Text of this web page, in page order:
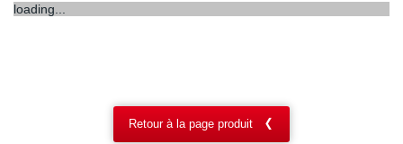
loading...
Retour à la page produit